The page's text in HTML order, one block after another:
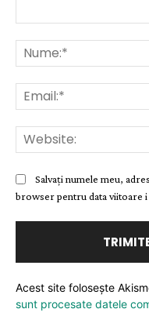
Salvați numele meu,
browser pentru data viitoare
Acest site folosește
sunt procesate datele